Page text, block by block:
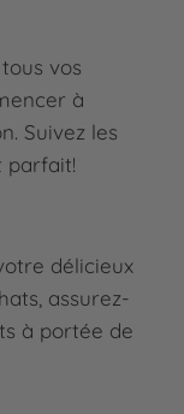
vos
à
Suivez les
parfait!
délicieux
assurez-
à portée de